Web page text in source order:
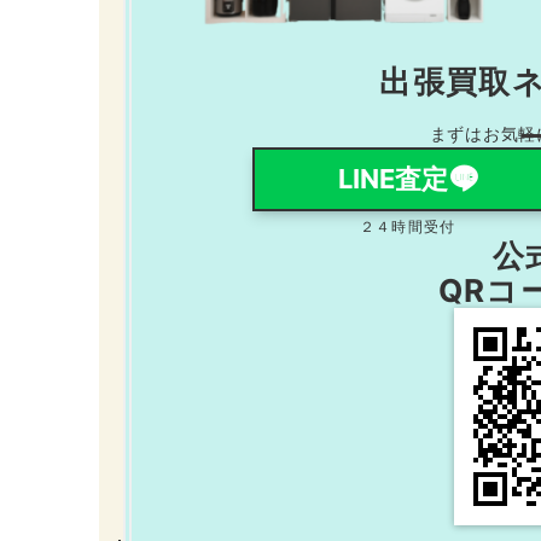
出張買取
まずはお気
LINE査定
２４時間受付
公
QRコ